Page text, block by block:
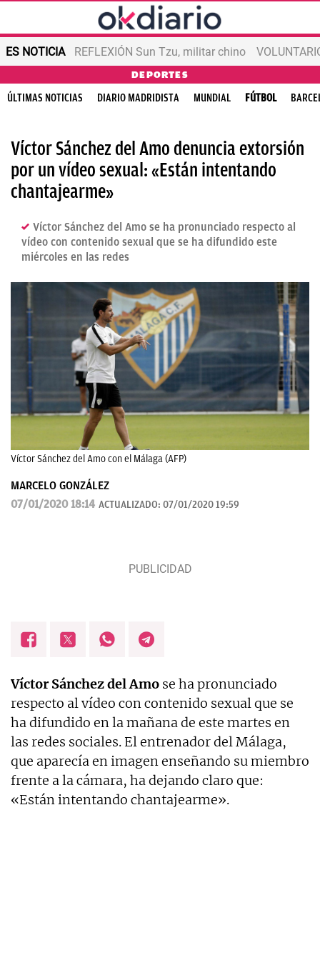
ES NOTICIA REFLEXIÓN Sun Tzu, militar chino
DEPORTES
ÚLTIMAS NOTICIAS DIARIO MADRIDISTA MUNDIAL FÚTBOL
Víctor Sánchez del Amo denuncia extorsión
por un vídeo sexual: «Están intentando
chantajearme»
Víctor Sánchez del Amo se ha pronunciado respecto al
vídeo con contenido sexual que se ha difundido este
miércoles en las redes
Víctor Sánchez del Amo con el Málaga (AFP)
MARCELO GONZÁLEZ
07/01/2020 18:14 ACTUALIZADO: 07/01/2020 19:59
Víctor Sánchez del Amo se ha pronunciado
respecto al vídeo con contenido sexual que se
ha difundido en la mañana de este martes en
las redes sociales. El entrenador del Málaga,
que aparecía en imagen enseñando su miembro
frente a la cámara, ha dejando claro que:
«Están intentando chantajearme».